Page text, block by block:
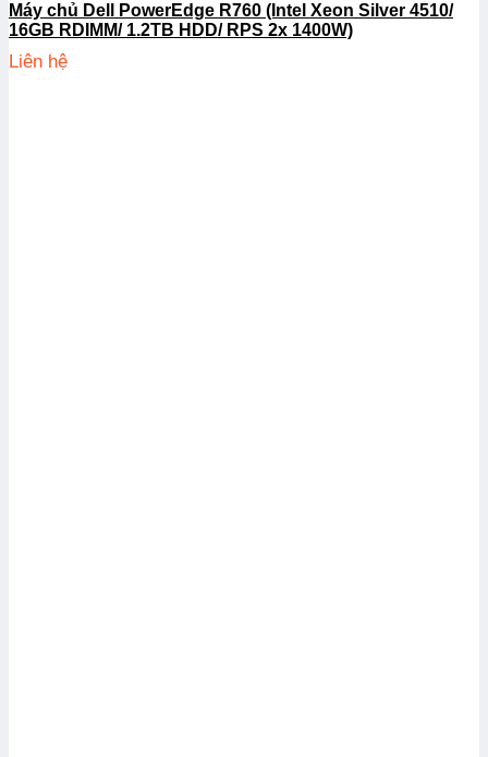
Máy chủ Dell PowerEdge R760 (Intel Xeon Silver 4510/
16GB RDIMM/ 1.2TB HDD/ RPS 2x 1400W)
Liên hệ